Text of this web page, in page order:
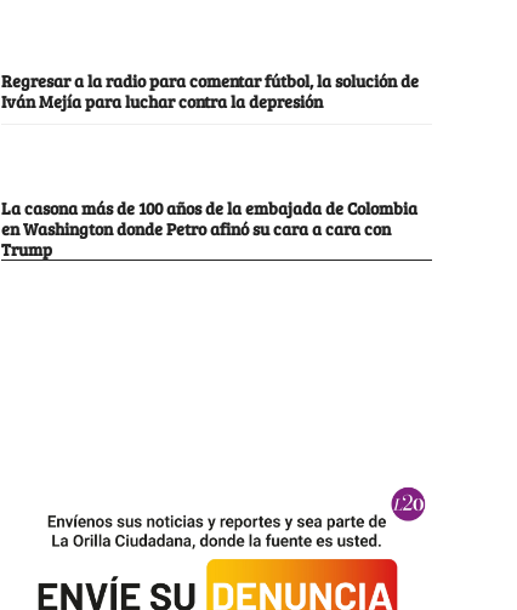
Regresar a la radio para comentar fútbol, la solución de
Iván Mejía para luchar contra la depresión
La casona más de 100 años de la embajada de Colombia
en Washington donde Petro afinó su cara a cara con
Trump